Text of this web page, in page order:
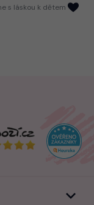
s láskou k dětem